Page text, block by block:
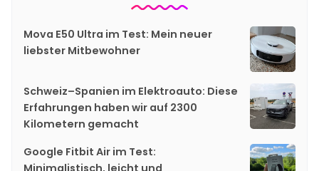
Mova E50 Ultra im Test: Mein neuer
liebster Mitbewohner
Schweiz–Spanien im Elektroauto: Diese
Erfahrungen haben wir auf 2300
Kilometern gemacht
Google Fitbit Air im Test:
Minimalistisch, leicht und